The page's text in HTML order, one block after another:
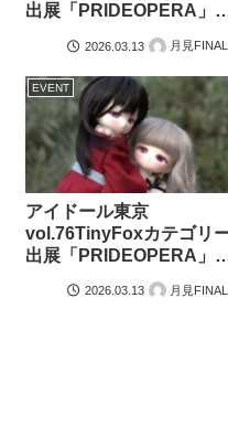
出展「PRIDEOPERA」
2026.03.13 月見FINAL
EVENT
アイドール東京
vol.76TinyFoxカテゴリ
出展「PRIDEOPERA」
作品紹介①キモノトレン
2026.03.13 月見FINAL